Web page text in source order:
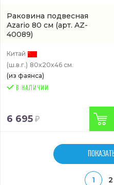
Раковина подвесная
Azario 80 см (арт. AZ-
40089)
Китай
(ш.в.г.) 80x20x46 см.
(из фаянса)
6 695
1 2